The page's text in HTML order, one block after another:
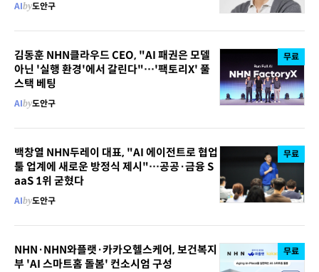
AIby도안구
김동훈 NHN클라우드 CEO, "AI 패권은 모델
아닌 '실행 환경'에서 갈린다"…'팩토리X' 풀
스택 베팅
AIby도안구
무료
백창열 NHN두레이 대표, "AI 에이전트로 협업
툴 업계에 새로운 방정식 제시"…공공·금융 S
aaS 1위 굳혔다
AIby도안구
무료
NHN·NHN와플랫·카카오헬스케어, 보건복지
부 'AI 스마트홈 돌봄' 컨소시엄 구성
무료